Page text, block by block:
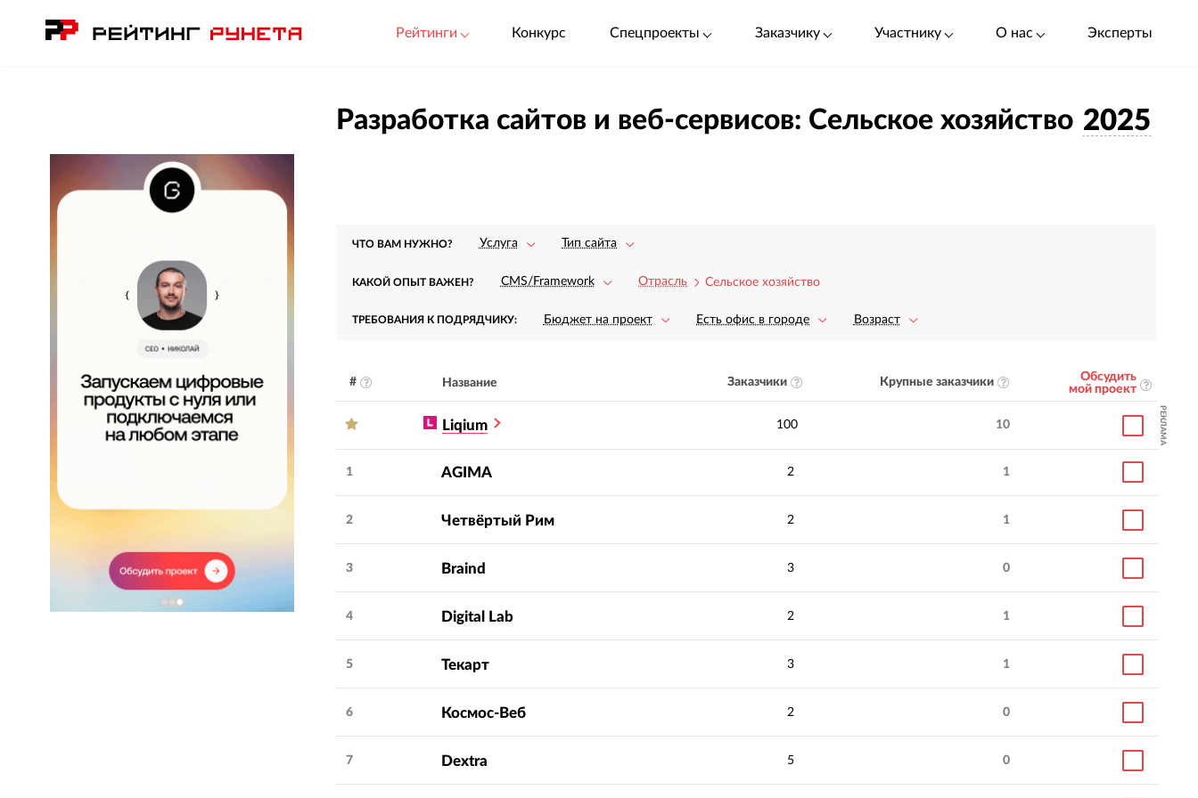
Рейтинги Конкурс Спецпроекты Заказчику Участнику О нас Эксперты
Разработка сайтов и веб-сервисов: Сельское хозяйство 2025
ЧТО ВАМ НУЖНО? Услуга Тип сайта
КАКОЙ ОПЫТ ВАЖЕН? CMS/Framework Отрасль Сельское хозяйство
ТРЕБОВАНИЯ К ПОДРЯДЧИКУ: Бюджет на проект Есть офис в городе Возраст
# Название Заказчики Крупные заказчики
Обсудить
мой проект
Liqium 100 10 РЕКЛАМА
1 AGIMA 2 1
2 Четвёртый Рим 2 1
3 Braind 3 0
4 Digital Lab 2 1
5 Текарт 3 1
6 Космос-Веб 2 0
7 Dextra 5 0